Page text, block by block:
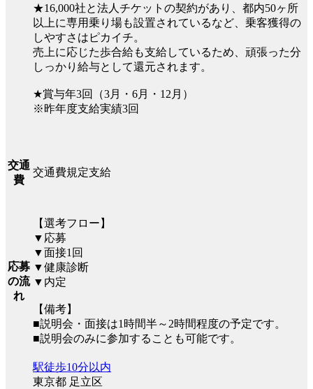
★16,000社と法人チケットの契約があり、都内50ヶ所
以上に専用乗り場も設置されているなど、乗客獲得の
しやすさはピカイチ。
売上に応じた歩合給も支給しているため、頑張った分
しっかり給与として還元されます。
★賞与年3回（3月・6月・12月）
※昨年度支給実績3回
交通
費
交通費規定支給
応募
の流
れ
【選考フロー】
▼応募
▼面接1回
▼健康診断
▼内定
【備考】
■説明会・面接は1時間半～2時間程度の予定です。
■説明会のみに参加することも可能です。
駅徒歩10分以内
東京都 足立区